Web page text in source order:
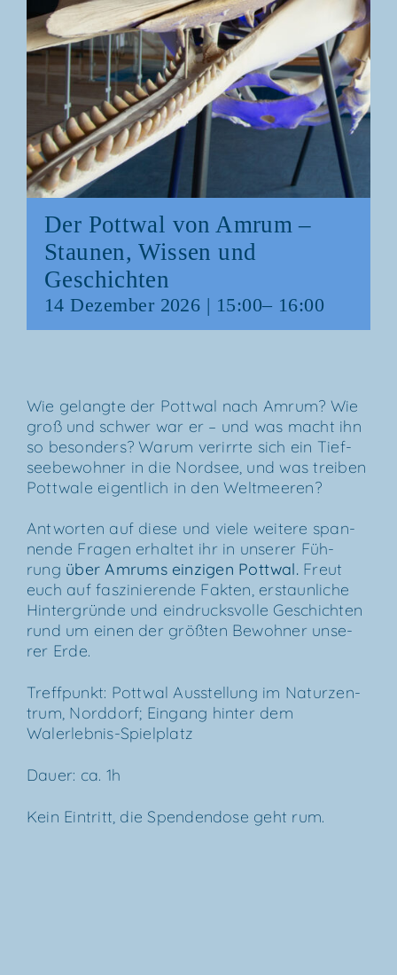
Der Pott­wal von Amrum –
Stau­nen, Wis­sen und
Geschichten
14 Dezem­ber 2026 | 15:00– 16:00
Wie gelang­te der Pott­wal nach Amrum? Wie
groß und schwer war er – und was macht ihn
so beson­ders? War­um ver­irr­te sich ein Tief­
see­be­woh­ner in die Nord­see, und was trei­ben
Pott­wa­le eigent­lich in den Weltmeeren?
Ant­wor­ten auf die­se und vie­le wei­te­re span­
nen­de Fra­gen erhal­tet ihr in unse­rer Füh­
rung über Amrums ein­zi­gen Pott­wal.Freut
euch auf fas­zi­nie­ren­de Fak­ten, erstaun­li­che
Hin­ter­grün­de und ein­drucks­vol­le Geschich­ten
rund um einen der größ­ten Bewoh­ner unse­
rer Erde.
Treff­punkt: Pott­wal Aus­stel­lung im Natur­zen­
trum, Nord­dorf; Ein­gang hin­ter dem
Walerlebnis-Spielplatz
Dau­er: ca. 1h
Kein Ein­tritt, die Spen­den­do­se geht rum.